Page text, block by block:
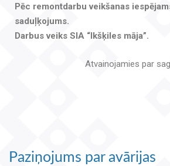
Pēc remontdarbu veikšanas
saduļķojums.
Darbus veiks SIA “Ikšķiles māja”.
Atvainojamies par
Paziņojums par avārijas